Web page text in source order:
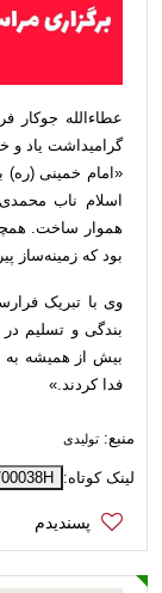
عطاءالله جوکار
گرامیداشت یاد و
«امام خمینی (ره)
اسلام ناب
بود که زمینه‌ساز
وی با تبریک
بندگی و تسلیم در
بیش از همیشه به
فدا کردند.»
منبع: تولیدی
لینک کوتاه: